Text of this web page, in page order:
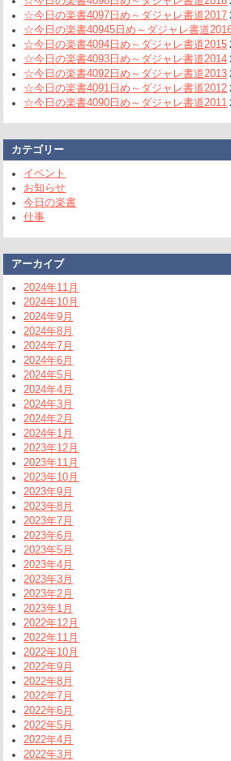
☆今日の楽書4097日め～ダジャレ書道2017
☆今日の楽書40945日め～ダジャレ書道
☆今日の楽書4094日め～ダジャレ書道2015
☆今日の楽書4093日め～ダジャレ書道2014
☆今日の楽書4092日め～ダジャレ書道2013
☆今日の楽書4091日め～ダジャレ書道2012
☆今日の楽書4090日め～ダジャレ書道2011
カテゴリー
イベント
お知らせ
今日の楽書
仕事
アーカイブ
2024年11月
2024年10月
2024年9月
2024年8月
2024年7月
2024年6月
2024年5月
2024年4月
2024年3月
2024年2月
2024年1月
2023年12月
2023年11月
2023年10月
2023年9月
2023年8月
2023年7月
2023年6月
2023年5月
2023年4月
2023年3月
2023年2月
2023年1月
2022年12月
2022年11月
2022年10月
2022年9月
2022年8月
2022年7月
2022年6月
2022年5月
2022年4月
2022年3月